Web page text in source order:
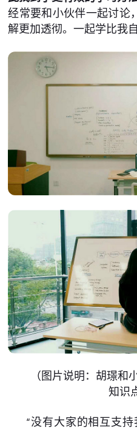
经常要和小伙伴一起讨论
解更加透彻。一起学比我
（图片说明：胡璟和
知识
“没有大家的相互支